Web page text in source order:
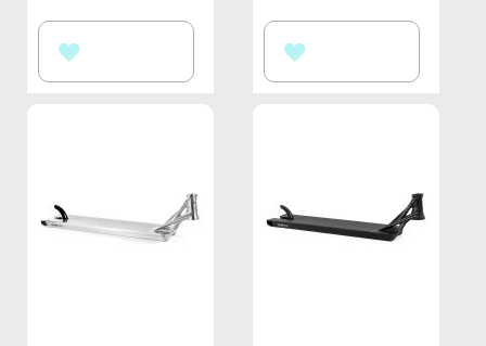
WUNSCHLISTE WUNSCHLISTE